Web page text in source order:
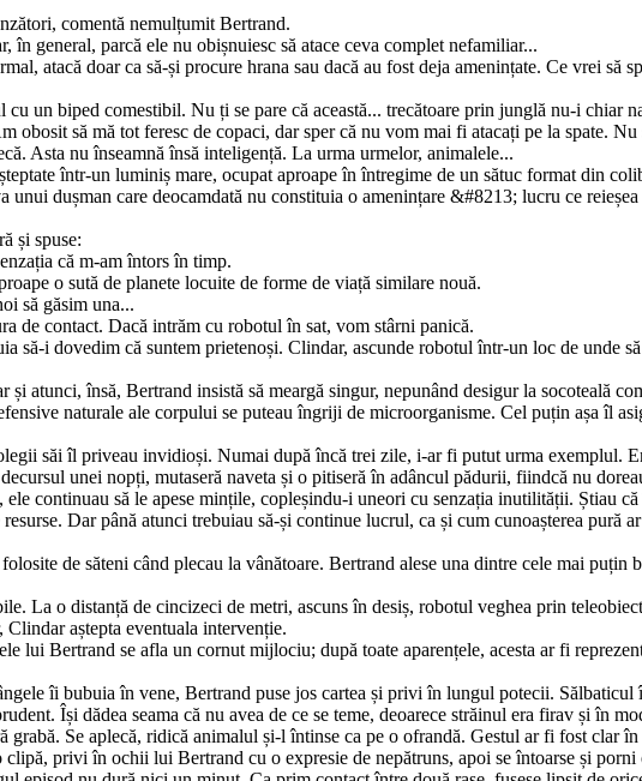
comentă nemulțumit Bertrand.
general, parcă ele nu obișnuiesc să atace ceva complet nefamiliar...
atacă doar ca să-și procure hrana sau dacă au fost deja amenințate. Ce vrei să
un biped comestibil. Nu ți se pare că această... trecătoare prin junglă nu-i chiar
să mă tot feresc de copaci, dar sper că nu vom mai fi atacați pe la spate.
Asta nu înseamnă însă inteligență. La urma urmelor, animalele...
într-un luminiș mare, ocupat aproape în întregime de un sătuc format din
dușman care deo­camdată nu constituia o amenințare &#8213; lucru ce
și spuse:
că m-am întors în timp.
o sută de planete locuite de forme de viață similare nouă.
să găsim una...
de contact. Dacă intrăm cu robotul în sat, vom stârni panică.
i dovedim că suntem prietenoși. Clindar, ascunde robotul într-un loc de unde
atunci, însă, Bertrand insistă să mear­gă singur, nepunând desigur la socoteală
naturale ale corpului se puteau îngriji de microorganisme. Cel puțin așa îl
săi îl priveau invidioși. Numai după încă trei zile, i-ar fi putut urma exemplul.
unei nopți, mutaseră naveta și o pitiseră în adâncul pădurii, fiindcă nu
continuau să le apese mințile, copleșindu-i uneori cu senzația inutilității. Știau
Dar până atunci trebuiau să-și continue lucrul, ca și cum cunoașterea pură
de săteni când plecau la vânătoa­re. Bertrand alese una dintre cele mai puțin
La o distanță de cincizeci de metri, as­cuns în desiș, robotul veghea prin
aștepta eventuala intervenție.
lui Bertrand se afla un cornut mijlo­ciu; după toate aparențele, acesta ar fi
îi bubuia în vene, Bertrand puse jos cartea și privi în lungul potecii. Sălbaticul
Își dădea seama că nu avea de ce se teme, deoarece străinul era firav și în
grabă. Se aplecă, ridică animalul și-l întinse ca pe o ofrandă. Gestul ar fi fost clar
privi în ochii lui Bertrand cu o expresie de nepătruns, apoi se întoarse și porni